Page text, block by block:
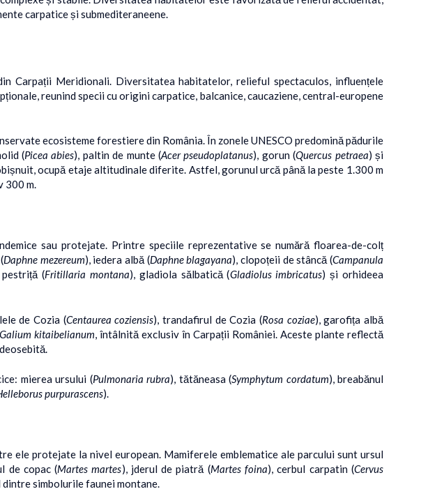
carpatice și submediteraneene.
Carpații Meridionali. Diversitatea habitatelor, relieful spectaculos, influențele
reunind specii cu origini carpatice, balcanice, caucaziene, central-europene
ecosisteme forestiere din România. În zonele UNESCO predomină pădurile
(Picea abies), paltin de munte (Acer pseudoplatanus), gorun (Quercus petraea) și
ocupă etaje altitudinale diferite. Astfel, gorunul urcă până la peste 1.300 m
300 m.
sau protejate. Printre speciile reprezentative se numără floarea-de-colț
Daphne mezereum), iedera albă (Daphne blagayana), clopoțeii de stâncă (Campanula
(Fritillaria montana), gladiola sălbatică (Gladiolus imbricatus) și orhideea
de Cozia (Centaurea coziensis), trandafirul de Cozia (Rosa coziae), garofița albă
Galium kitaibelianum, întâlnită exclusiv în Carpații României. Aceste plante reflectă
mierea ursului (Pulmonaria rubra), tătăneasa (Symphytum cordatum), breabănul
purpurascens).
ele protejate la nivel european. Mamiferele emblematice ale parcului sunt ursul
de copac (Martes martes), jderul de piatră (Martes foina), cerbul carpatin (Cervus
dintre simbolurile faunei montane.